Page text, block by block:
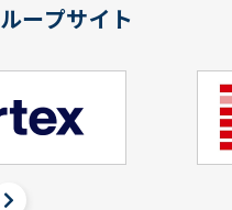
ープサイト